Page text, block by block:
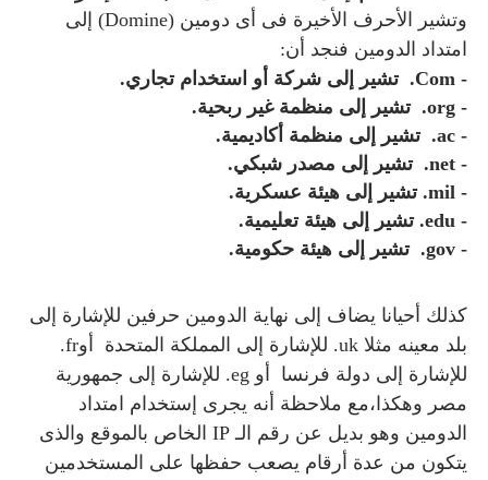
وتشير الأحرف الأخيرة فى أى دومين (Domine) إلى
امتداد الدومين فنجد أن:
- Com. تشير إلى شركة أو استخدام تجاري.
- org. تشير إلى منظمة غير ربحية.
- ac. تشير إلى منظمة أكاديمية.
- net. تشير إلى مصدر شبكي.
- mil. تشير إلى هيئة عسكرية.
- edu. تشير إلى هيئة تعليمية.
- gov. تشير إلى هيئة حكومية.
كذلك أحيانا يضاف إلى نهاية الدومين حرفين للإشارة إلى
بلد معينه مثلا uk. للإشارة إلى المملكة المتحدة أوfr.
للإشارة إلى دولة فرنسا أو eg. للإشارة إلى جمهورية
مصر وهكذا،مع ملاحظة أنه يجرى إستخدام امتداد
الدومين وهو بديل عن رقم الـ IP الخاص بالموقع والذى
يتكون من عدة أرقام يصعب حفظها على المستخدمين